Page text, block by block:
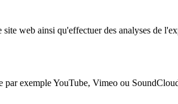
web ainsi qu'effectuer des analyses de
exemple YouTube, Vimeo ou